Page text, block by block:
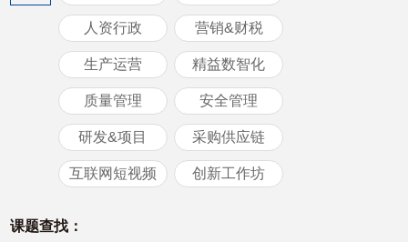
人资行政 营销&财税
生产运营 精益数智化
质量管理 安全管理
研发&项目 采购供应链
互联网短视频 创新工作坊
课题查找：